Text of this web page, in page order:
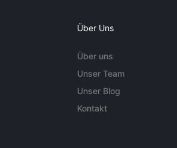
Über Uns
Über uns
Unser Team
Unser Blog
Kontakt